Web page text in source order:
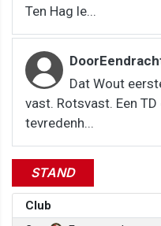
Ten Hag le...
Dat Wout
vast. Rotsvast. Een
tevredenh...
STAND
Club